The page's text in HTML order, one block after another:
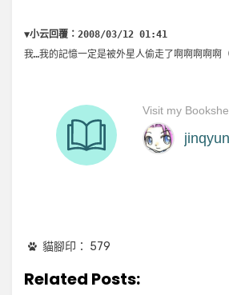
▼小云回覆：2008/03/12 01:41
我…我的記憶一定是被外星人偷走了啊啊啊啊啊（
貓腳印： 579
Related Posts: